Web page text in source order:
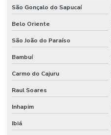
São Gonçalo do Sapucaí
Belo Oriente
São João do Paraíso
Bambuí
Carmo do Cajuru
Raul Soares
Inhapim
Ibiá